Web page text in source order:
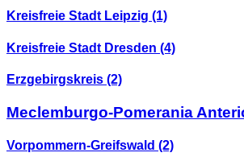
Kreisfreie Stadt Leipzig (1)
Kreisfreie Stadt Dresden (4)
Erzgebirgskreis (2)
Meclemburgo-Pomerania
Vorpommern-Greifswald (2)